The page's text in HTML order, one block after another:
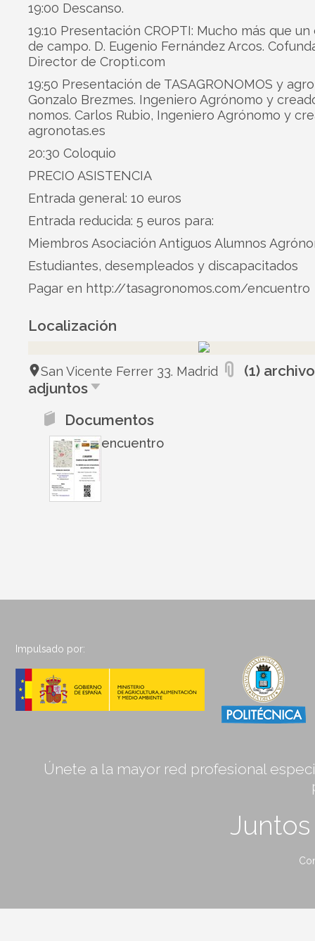
19:00 Des­canso.
19:10 Pre­sen­ta­ción CROPTI: Mucho más que
de campo. D. Euge­nio Fer­nán­dez Arcos.
Direc­tor de Cropti.com
19:50 Pre­sen­ta­ción de TASAGRONOMOS y
Gon­zalo Brez­mes. Inge­niero Agró­nomo y
no­mos. Car­los Rubio, Inge­niero Agró­nomo y
agronotas.es
20:30 Colo­quio
PRECIO ASISTENCIA
Entrada gene­ral: 10 euros
Entrada redu­cida: 5 euros para:
Miem­bros Aso­cia­ción Anti­guos Alum­nos
Estu­dian­tes, des­em­plea­dos y discapacitados
Pagar en http://tasagronomos.com/encuentro
Localización
San Vicente Ferrer 33. Madrid
(1)
adjuntos
Documentos
encuentro
Impulsado por:
Únete a la mayor red profesional